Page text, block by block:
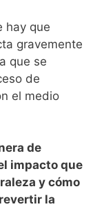
hay que
gravemente
que se
de
el medio
de
impacto que
y cómo
la